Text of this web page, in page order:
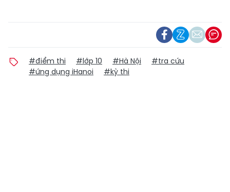
#điểm thi #lớp 10 #Hà Nội
#tra cứu
#ứng dụng iHanoi
#kỳ thi